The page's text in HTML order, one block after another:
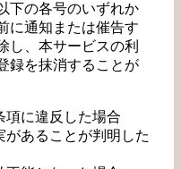
下の各号のいずれか
に通知または催告す
し、本サービスの利
録を抹消することが
に違反した場合
あることが判明した